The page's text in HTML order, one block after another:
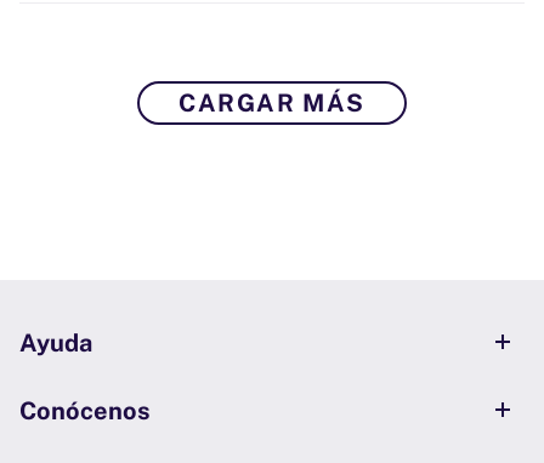
CARGAR MÁS
Ayuda
Conócenos